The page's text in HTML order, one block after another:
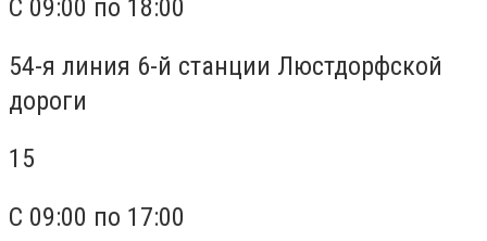
С 09:00 по 18:00
54-я линия 6-й станции Люстдорфской
дороги
15
С 09:00 по 17:00